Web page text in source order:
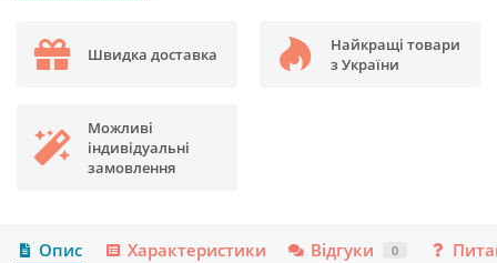
Швидка доставка
Найкращі товари
з України
Можливі
індивідуальні
замовлення
Опис Характеристики Відгуки 0